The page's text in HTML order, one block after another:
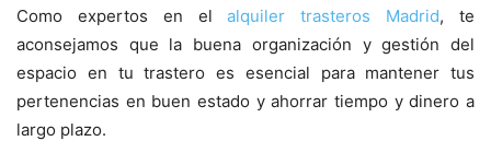
Como expertos en elalquiler trasteros Madrid, te
aconsejamos que la buena organización y gestión del
espacio en tu trastero es esencial para mantener tus
pertenencias en buen estado y ahorrar tiempo y dinero a
largo plazo.